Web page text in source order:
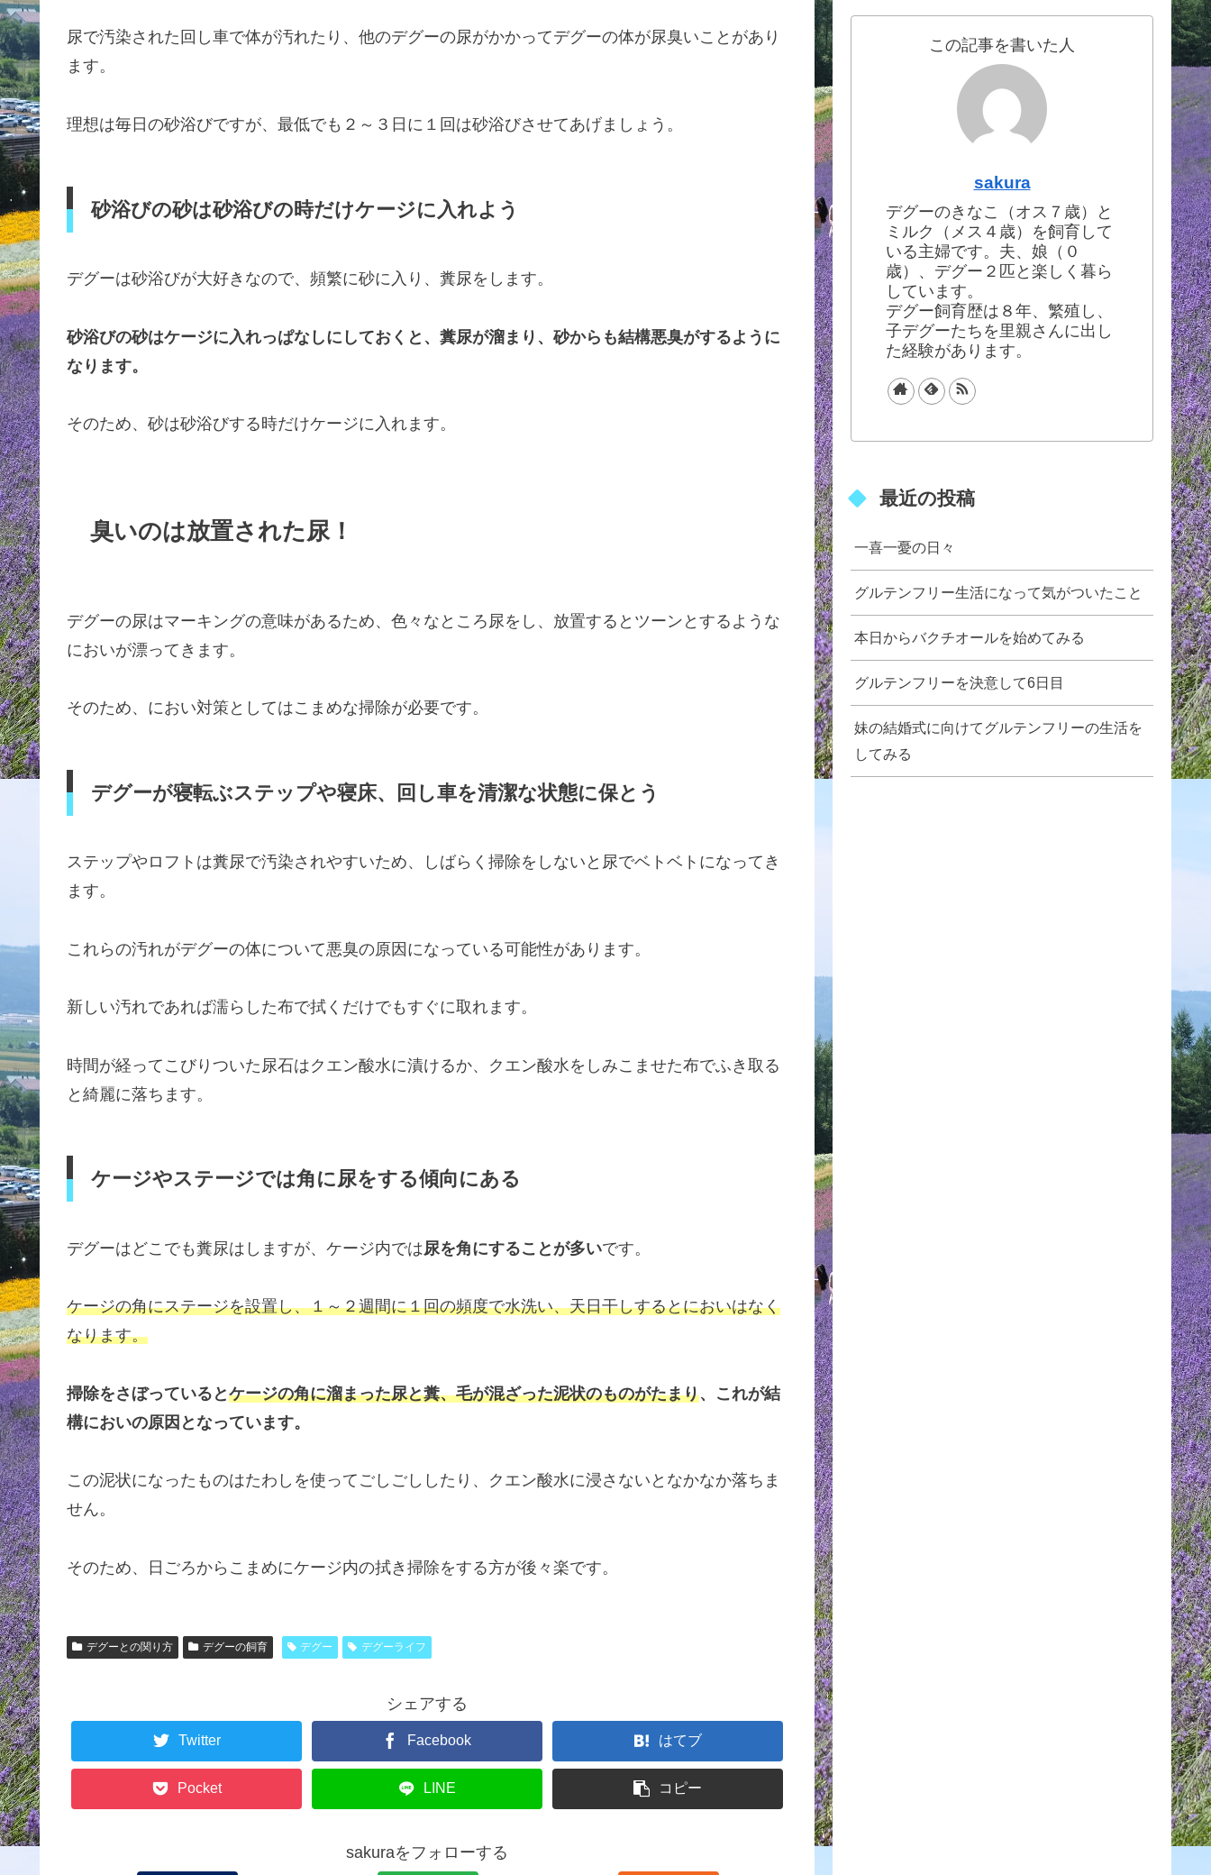
尿で汚染された回し車で体が汚れたり、他のデグーの尿がかかってデグーの体が尿臭いことがあり
ます。
理想は毎日の砂浴びですが、最低でも２～３日に１回は砂浴びさせてあげましょう。
砂浴びの砂は砂浴びの時だけケージに入れよう
デグーは砂浴びが大好きなので、頻繁に砂に入り、糞尿をします。
砂浴びの砂はケージに入れっぱなしにしておくと、糞尿が溜まり、砂からも結構悪臭がするように
なります。
そのため、砂は砂浴びする時だけケージに入れます。
臭いのは放置された尿！
デグーの尿はマーキングの意味があるため、色々なところ尿をし、放置するとツーンとするような
においが漂ってきます。
そのため、におい対策としてはこまめな掃除が必要です。
デグーが寝転ぶステップや寝床、回し車を清潔な状態に保とう
ステップやロフトは糞尿で汚染されやすいため、しばらく掃除をしないと尿でベトベトになってき
ます。
これらの汚れがデグーの体について悪臭の原因になっている可能性があります。
新しい汚れであれば濡らした布で拭くだけでもすぐに取れます。
時間が経ってこびりついた尿石はクエン酸水に漬けるか、クエン酸水をしみこませた布でふき取る
と綺麗に落ちます。
ケージやステージでは角に尿をする傾向にある
デグーはどこでも糞尿はしますが、ケージ内では尿を角にすることが多いです。
ケージの角にステージを設置し、１～２週間に１回の頻度で水洗い、天日干しするとにおいはなく
なります。
掃除をさぼっているとケージの角に溜まった尿と糞、毛が混ざった泥状のものがたまり、これが結
構においの原因となっています。
この泥状になったものはたわしを使ってごしごししたり、クエン酸水に浸さないとなかなか落ちま
せん。
そのため、日ごろからこまめにケージ内の拭き掃除をする方が後々楽です。
デグーとの関り方 デグーの飼育 デグー デグーライフ
シェアする
Twitter Facebook はてブ
Pocket LINE コピー
sakuraをフォローする
この記事を書いた人
sakura
デグーのきなこ（オス７歳）と
ミルク（メス４歳）を飼育して
いる主婦です。夫、娘（０
歳）、デグー２匹と楽しく暮ら
しています。
デグー飼育歴は８年、繁殖し、
子デグーたちを里親さんに出し
た経験があります。
最近の投稿
一喜一憂の日々
グルテンフリー生活になって気がついたこと
本日からバクチオールを始めてみる
グルテンフリーを決意して6日目
妹の結婚式に向けてグルテンフリーの生活を
してみる